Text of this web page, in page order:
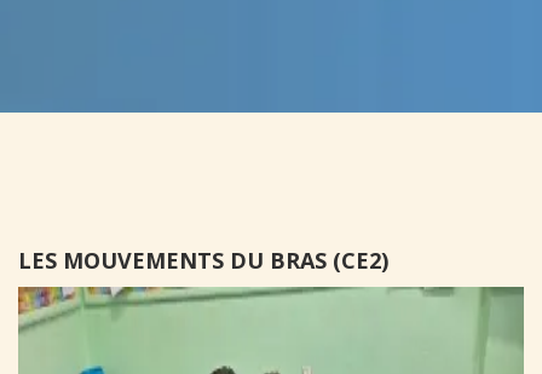
LES MOUVEMENTS DU BRAS (CE2)